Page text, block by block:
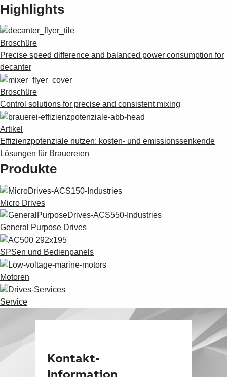
Highlights
Broschüre
Precise speed difference and balanced power consumption for
decanter
Broschüre
Control solutions for precise and consistent mixing
Artikel
Effizienzpotenziale nutzen: kosten- und emissionssenkende
Lösungen für Brauereien
Produkte
Micro Drives
General Purpose Drives
SPSen und Bedienpanels
Motoren
Service
Kontakt-
Information